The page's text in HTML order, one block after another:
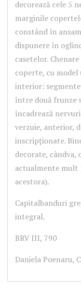
decorează cele 5
marginile
constând în
dispunere în
casetelor.
coperte, cu
interior:
între două frunze
încadrează
verzuie, anterior,
inscripționate.
decorate, cândva,
actualmente mult
acestora).
Capitalbanduri
integral.
BRV III, 790
Daniela Poenaru,